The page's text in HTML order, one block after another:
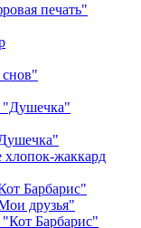
печать"
"Душечка"
хлопок-жаккард
Барбарис"
друзья"
"Кот Барбарис"